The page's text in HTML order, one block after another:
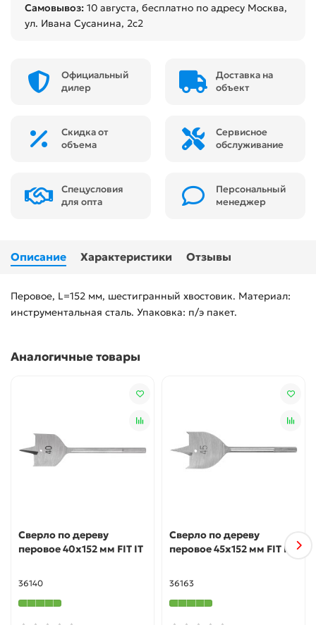
Самовывоз: 10 августа, бесплатно по адресу Москва,
ул. Ивана Сусанина, 2с2
Официальный
дилер
Доставка на
объект
Скидка от
объема
Сервисное
обслуживание
Спецусловия
для опта
Персональный
менеджер
Описание Характеристики Отзывы
Перовое, L=152 мм, шестигранный хвостовик. Материал:
инструментальная сталь. Упаковка: п/э пакет.
Аналогичные товары
Сверло по дереву
перовое 40x152 мм FIT IT
36140
Сверло по дереву
перовое 45x152 мм FIT IT
36163